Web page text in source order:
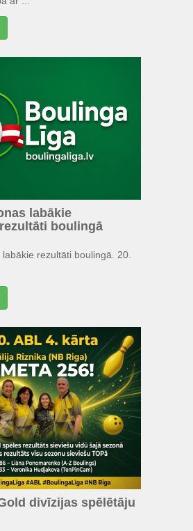
labākie
boulingā
labākie rezultāti boulingā. 20.
divīzijas spēlētāju